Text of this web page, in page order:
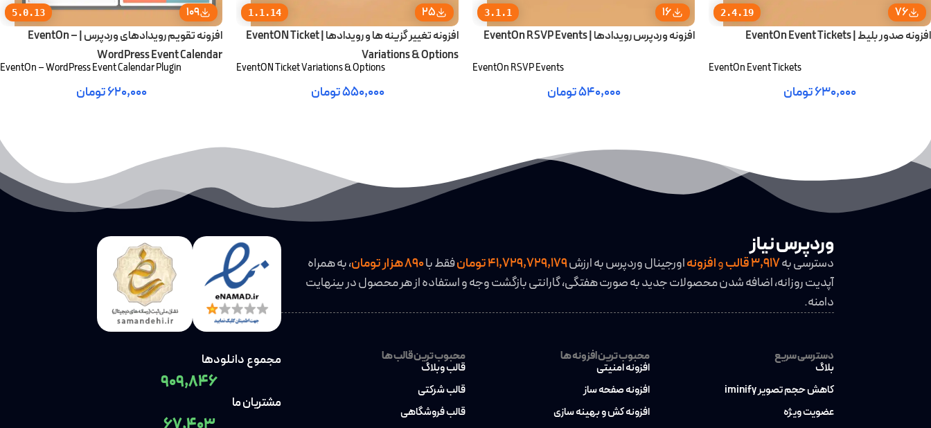
76
2.4.19
افزونه صدور بلیط | EventOn Event Tickets
EventOn Event Tickets
۶۳۰,۰۰۰تومان
16
3.1.1
افزونه وردپرس رویدادها | EventOn RSVP Events
EventOn RSVP Events
۵۴۰,۰۰۰تومان
25
1.1.14
افزونه تغییر گزینه ها و رویدادها | EventON Ticket
Variations & Options
EventON Ticket Variations & Options
۵۵۰,۰۰۰تومان
109
5.0.13
افزونه تقویم رویدادهای وردپرس | EventOn –
WordPress Event Calendar
EventOn – WordPress Event Calendar Plugin
۶۲۰,۰۰۰تومان
وردپرس نیاز
دسترسی به3,917قالبوافزونهاورجینال وردپرس به ارزش41,729,729,179 تومان فقط با
، به همراه
آپدیت روزانه، اضافه شدن محصولات جدید به صورت هفتگی، گارانتی بازگشت وجه و استفاده از هر محصول در بینهایت
دامنه.
دسترسی سریع
بلاگ
کاهش حجم تصویر iminify
عضویت ویژه
محبوب ترین افزونه ها
افزونه امنیتی
افزونه صفحه ساز
افزونه کش و بهینه سازی
محبوب ترین قالب ها
قالب وبلاگ
قالب شرکتی
قالب فروشگاهی
مجموع دانلودها
909,846
مشتریان ما